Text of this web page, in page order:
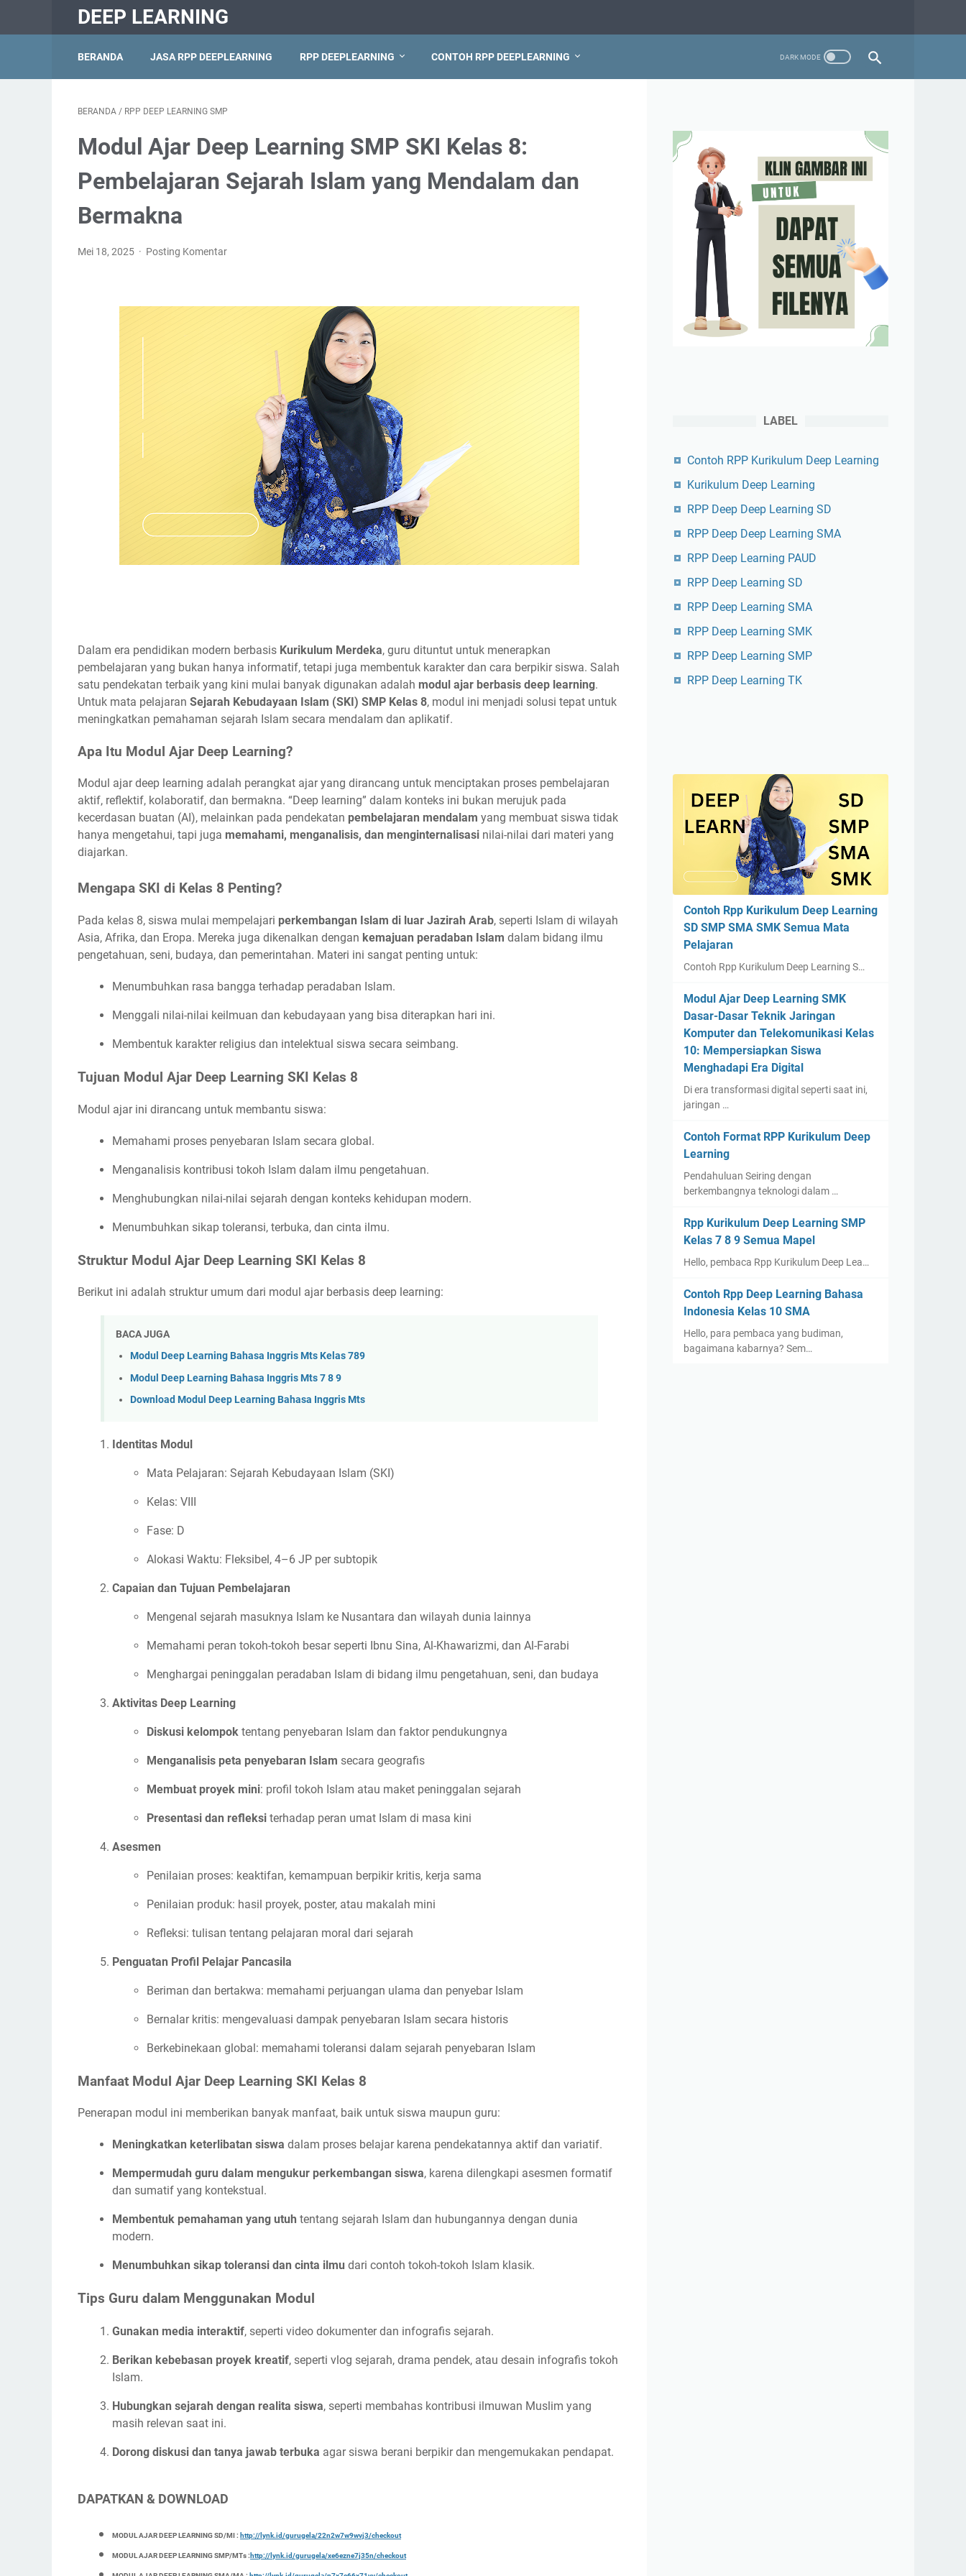
DEEP LEARNING
BERANDA JASA RPP DEEPLEARNING RPP DEEPLEARNING CONTOH RPP DEEPLEARNING
BERANDA / RPP DEEP LEARNING SMP
Modul Ajar Deep Learning SMP SKI Kelas 8:
Pembelajaran Sejarah Islam yang Mendalam dan
Bermakna
Mei 18, 2025 Posting Komentar
Dalam era pendidikan modern berbasis Kurikulum Merdeka, guru dituntut untuk menerapkan
pembelajaran yang bukan hanya informatif, tetapi juga membentuk karakter dan cara berpikir siswa. Salah
satu pendekatan terbaik yang kini mulai banyak digunakan adalah modul ajar berbasis deep learning.
Untuk mata pelajaran Sejarah Kebudayaan Islam (SKI) SMP Kelas 8, modul ini menjadi solusi tepat untuk
meningkatkan pemahaman sejarah Islam secara mendalam dan aplikatif.
Apa Itu Modul Ajar Deep Learning?
Modul ajar deep learning adalah perangkat ajar yang dirancang untuk menciptakan proses pembelajaran
aktif, reflektif, kolaboratif, dan bermakna. “Deep learning” dalam konteks ini bukan merujuk pada
kecerdasan buatan (AI), melainkan pada pendekatan pembelajaran mendalam yang membuat siswa tidak
hanya mengetahui, tapi juga memahami, menganalisis, dan menginternalisasi nilai-nilai dari materi yang
diajarkan.
Mengapa SKI di Kelas 8 Penting?
Pada kelas 8, siswa mulai mempelajari perkembangan Islam di luar Jazirah Arab, seperti Islam di wilayah
Asia, Afrika, dan Eropa. Mereka juga dikenalkan dengan kemajuan peradaban Islam dalam bidang ilmu
pengetahuan, seni, budaya, dan pemerintahan. Materi ini sangat penting untuk:
Menumbuhkan rasa bangga terhadap peradaban Islam.
Menggali nilai-nilai keilmuan dan kebudayaan yang bisa diterapkan hari ini.
Membentuk karakter religius dan intelektual siswa secara seimbang.
Tujuan Modul Ajar Deep Learning SKI Kelas 8
Modul ajar ini dirancang untuk membantu siswa:
Memahami proses penyebaran Islam secara global.
Menganalisis kontribusi tokoh Islam dalam ilmu pengetahuan.
Menghubungkan nilai-nilai sejarah dengan konteks kehidupan modern.
Menumbuhkan sikap toleransi, terbuka, dan cinta ilmu.
Struktur Modul Ajar Deep Learning SKI Kelas 8
Berikut ini adalah struktur umum dari modul ajar berbasis deep learning:
BACA JUGA
Modul Deep Learning Bahasa Inggris Mts Kelas 789
Modul Deep Learning Bahasa Inggris Mts 7 8 9
Download Modul Deep Learning Bahasa Inggris Mts
Identitas Modul
Mata Pelajaran: Sejarah Kebudayaan Islam (SKI)
Kelas: VIII
Fase: D
Alokasi Waktu: Fleksibel, 4–6 JP per subtopik
Capaian dan Tujuan Pembelajaran
Mengenal sejarah masuknya Islam ke Nusantara dan wilayah dunia lainnya
Memahami peran tokoh-tokoh besar seperti Ibnu Sina, Al-Khawarizmi, dan Al-Farabi
Menghargai peninggalan peradaban Islam di bidang ilmu pengetahuan, seni, dan budaya
Aktivitas Deep Learning
Diskusi kelompok tentang penyebaran Islam dan faktor pendukungnya
Menganalisis peta penyebaran Islam secara geografis
Membuat proyek mini: profil tokoh Islam atau maket peninggalan sejarah
Presentasi dan refleksi terhadap peran umat Islam di masa kini
Asesmen
Penilaian proses: keaktifan, kemampuan berpikir kritis, kerja sama
Penilaian produk: hasil proyek, poster, atau makalah mini
Refleksi: tulisan tentang pelajaran moral dari sejarah
Penguatan Profil Pelajar Pancasila
Beriman dan bertakwa: memahami perjuangan ulama dan penyebar Islam
Bernalar kritis: mengevaluasi dampak penyebaran Islam secara historis
Berkebinekaan global: memahami toleransi dalam sejarah penyebaran Islam
Manfaat Modul Ajar Deep Learning SKI Kelas 8
Penerapan modul ini memberikan banyak manfaat, baik untuk siswa maupun guru:
Meningkatkan keterlibatan siswa dalam proses belajar karena pendekatannya aktif dan variatif.
Mempermudah guru dalam mengukur perkembangan siswa, karena dilengkapi asesmen formatif
dan sumatif yang kontekstual.
Membentuk pemahaman yang utuh tentang sejarah Islam dan hubungannya dengan dunia
modern.
Menumbuhkan sikap toleransi dan cinta ilmu dari contoh tokoh-tokoh Islam klasik.
Tips Guru dalam Menggunakan Modul
Gunakan media interaktif, seperti video dokumenter dan infografis sejarah.
Berikan kebebasan proyek kreatif, seperti vlog sejarah, drama pendek, atau desain infografis tokoh
Islam.
Hubungkan sejarah dengan realita siswa, seperti membahas kontribusi ilmuwan Muslim yang
masih relevan saat ini.
Dorong diskusi dan tanya jawab terbuka agar siswa berani berpikir dan mengemukakan pendapat.
DAPATKAN & DOWNLOAD
MODUL AJAR DEEP LEARNING SD/MI : http://lynk.id/gurugela/22n2w7w9wvj3/checkout
MODUL AJAR DEEP LEARNING SMP/MTs : http://lynk.id/gurugela/xe6ezne7j35n/checkout
LABEL
Contoh RPP Kurikulum Deep Learning
Kurikulum Deep Learning
RPP Deep Deep Learning SD
RPP Deep Deep Learning SMA
RPP Deep Learning PAUD
RPP Deep Learning SD
RPP Deep Learning SMA
RPP Deep Learning SMK
RPP Deep Learning SMP
RPP Deep Learning TK
Contoh Rpp Kurikulum Deep Learning
SD SMP SMA SMK Semua Mata
Pelajaran
Contoh Rpp Kurikulum Deep Learning S…
Modul Ajar Deep Learning SMK
Dasar-Dasar Teknik Jaringan
Komputer dan Telekomunikasi Kelas
10: Mempersiapkan Siswa
Menghadapi Era Digital
Di era transformasi digital seperti saat ini,
jaringan …
Contoh Format RPP Kurikulum Deep
Learning
Pendahuluan Seiring dengan
berkembangnya teknologi dalam …
Rpp Kurikulum Deep Learning SMP
Kelas 7 8 9 Semua Mapel
Hello, pembaca Rpp Kurikulum Deep Lea…
Contoh Rpp Deep Learning Bahasa
Indonesia Kelas 10 SMA
Hello, para pembaca yang budiman,
bagaimana kabarnya? Sem…